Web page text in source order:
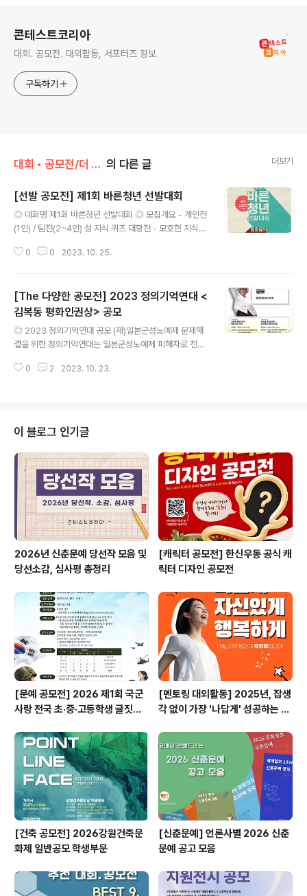
콘테스트코리아
대회. 공모전. 대외활동, 서포터즈 정보
구독하기
대회 • 공모전/더 다양한 대회 • 공모전 의 다른 글 더보기
[선발 공모전] 제1회 바른청년 선발대회
◎ 대회명 제1회 바른청년 선발대회 ◎ 모집개요 - 개인전
(1인) / 팀전(2~4인) 성 지식 퀴즈 대항전 - 모호한 지식과
지식 대결! ◎ 참가자격 - 자신의 성 지식을 뽐내고 더 알아
앞역) ◎ 접수방법 - 신청 링크 : https://brsg.co.kr/ca
mpaign/campaign.html - 참가자 발표 및 개별 안내 : 1
1월 1일(수) ◎ 시상내역 - 개인전(1인) 1등 상금 100만원,
2등 상금 60만원, 3등 상금 40만원 - 팀전(2~4인) 1등
0 0 2023. 10. 25.
[The 다양한 공모전] 2023 정의기억연대 <
김복동 평화인권상> 공모
◎ 2023 정의기억연대 공모 (재)일본군성노예제 문제해
결을 위한 정의기억연대는 일본군성노예제 피해자로 전시
활동한 여성인권 운동가 김복동의 뜻을 기려 김복동 평화
원하기 위해 다음과 같이 을 수여하고자 합니다. 많은 분들
의 관심과 신청 바랍니다. ◎ 신청기간 2023. 10. 04. ~
10. 31. (자정) ◎ 대상 활동가상 - 국내・외에서 일본군성
노예제 문제해결과 피해자 지원을 위해 활동하는 단체에서
1년 이상 활동한 활동가 - 국내・외에서 여성인권과 평화
를 위해 활동하는 단체에서 1..
0 2 2023. 10. 23.
이 블로그 인기글
2026년 신춘문예 당선작 모음 및
당선소감, 심사평 총정리
[캐릭터 공모전] 한신우동 공식 캐
릭터 디자인 공모전
[문예 공모전] 2026 제1회 국군
사랑 전국 초·중·고등학생 글짓기
[멘토링 대외활동] 2025년, 잡생
각 없이 가장 '나답게' 성공하는 법
[건축 공모전] 2026강원건축문
화제 일반공모 학생부문
[신춘문예] 언론사별 2026 신춘
문예 공고 모음